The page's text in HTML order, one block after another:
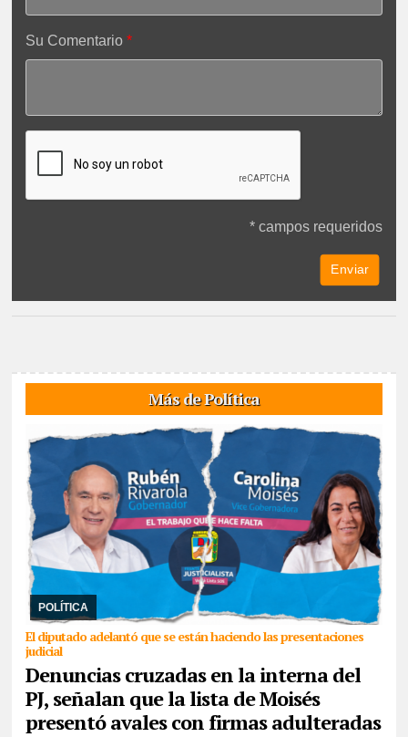
Su Comentario
* campos requeridos
Más de Política
POLÍTICA
El diputado adelantó que se están haciendo las presentaciones
judicial
Denuncias cruzadas en la interna del
PJ, señalan que la lista de Moisés
presentó avales con firmas adulteradas
06/08/2026
En conferencia de prensa, Rubén Rivarola trató a la
sampedreña de “delincuente” y señaló que en una reunión que
mantuvo Jenefes y ella, Moisés le adv ...